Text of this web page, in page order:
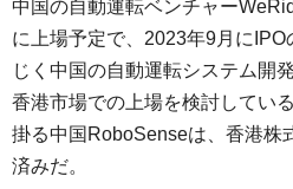
中国の自動運転ベンチャー
に上場予定で、2023年9月にIPO
じく中国の自動運転システム開
香港市場での上場を検討してい
掛る中国RoboSenseは、香港株
済みだ。